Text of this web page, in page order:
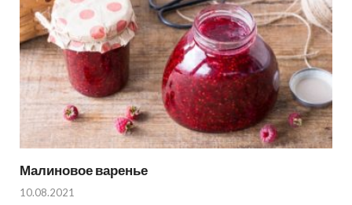
Малиновое варенье
10.08.2021